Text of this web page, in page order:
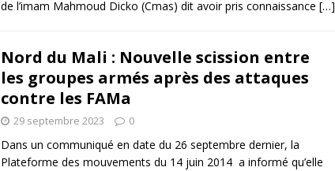
de l’imam Mahmoud Dicko (Cmas) dit avoir pris connaissance […]
Nord du Mali : Nouvelle scission entre
les groupes armés après des attaques
contre les FAMa
29 septembre 2023 0
Dans un communiqué en date du 26 septembre dernier, la
Plateforme des mouvements du 14 juin 2014 a informé qu’elle